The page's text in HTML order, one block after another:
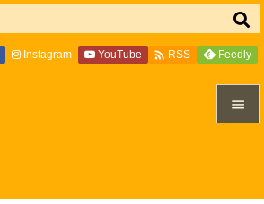

Instagram YouTube  RSS Feedly